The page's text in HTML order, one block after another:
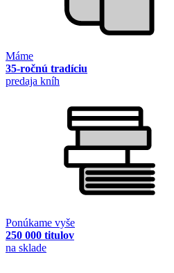
Máme
35-ročnú tradíciu
predaja kníh
Ponúkame vyše
250 000 titulov
na sklade